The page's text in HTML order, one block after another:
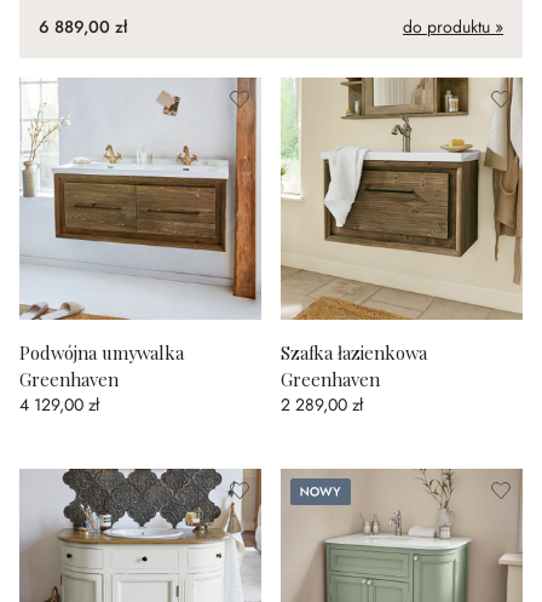
6 889,00 zł do produktu »
Podwójna umywalka
Greenhaven
4 129,00 zł
Szafka łazienkowa
Greenhaven
2 289,00 zł
Nowy